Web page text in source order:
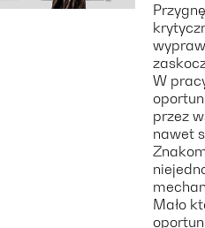
W
przez
nawet
Mało